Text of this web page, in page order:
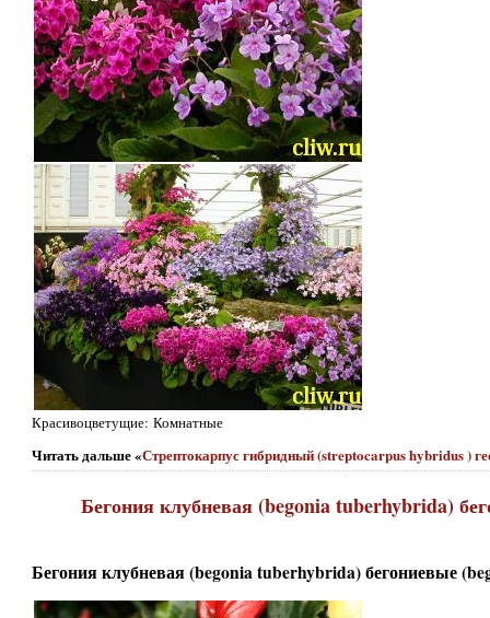
Красивоцветущие: Комнатные
Читать дальше «Стрептокарпус гибридный (streptocarpus hybridus )
Бегония клубневая (begonia tuberhybrida)
Бегония клубневая (begonia tuberhybrida) бегониевые